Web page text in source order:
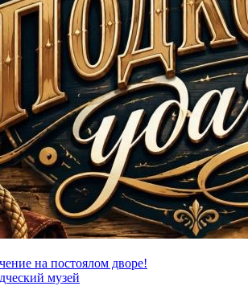
на постоялом дворе!
музей